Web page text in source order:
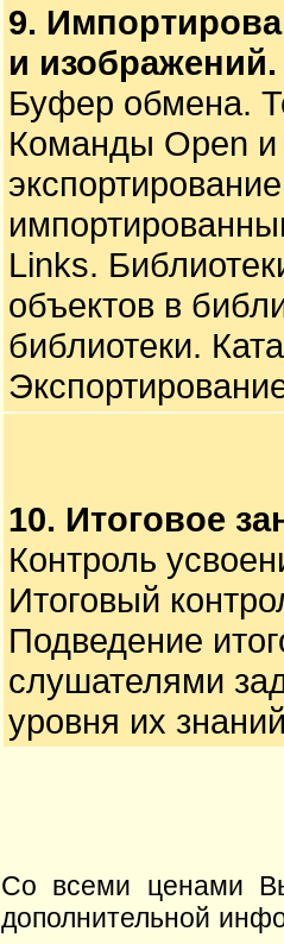
9.
и изображений.
Буфер обмена.
Команды Open
Links.
объектов в
библиотеки.
10. Итоговое
Контроль
Итоговый
Подведение
слушателями
уровня их
Со всеми ценами
дополнительной